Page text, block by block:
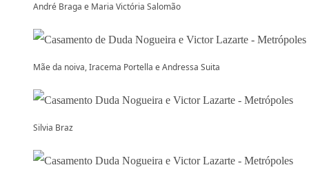
André Braga e Maria Victória Salomão
Mãe da noiva, Iracema Portella e Andressa Suita
Silvia Braz